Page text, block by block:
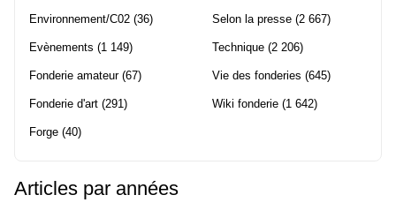
Environnement/C02 (36)
Evènements (1 149)
Fonderie amateur(67)
Fonderie d'art (291)
Forge (40)
Selon la presse (2 667)
Technique (2 206)
Vie des fonderies (645)
Wiki fonderie (1 642)
Articles par années